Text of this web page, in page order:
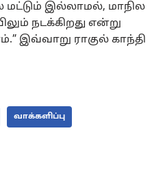
மட்டும் இல்லாமல், மாநில
நடக்கிறது என்று
இவ்வாறு ராகுல் காந்தி
வாக்களிப்பு